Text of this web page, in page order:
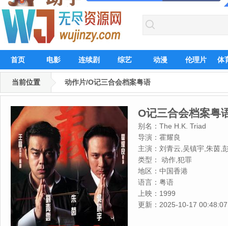
首页 电影 连续剧 综艺 动漫 伦理片 体
当前位置 动作片/O记三合会档案粤语
O记三合会档案粤
别名： The H.K. Triad
导演： 霍耀良
主演： 刘青云,吴镇宇,朱茵,
类型：
动作,犯罪
地区： 中国香港
语言： 粤语
上映： 1999
更新： 2025-10-17 00:48:07